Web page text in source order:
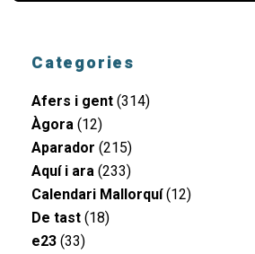
Categories
Afers i gent (314)
Àgora (12)
Aparador (215)
Aquí i ara (233)
Calendari Mallorquí(12)
De tast (18)
e23 (33)